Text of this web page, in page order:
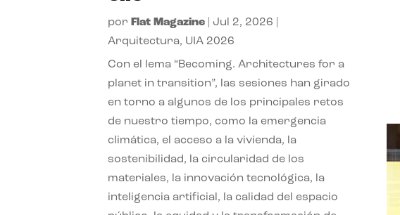
por Flat Magazine Jul 2, 2026
Arquitectura, UIA 2026
Con el lema “Becoming. Architectures for a
planet in transition”, las sesiones han girado
en torno a algunos de los principales retos
de nuestro tiempo, como la emergencia
climática, el acceso a la vivienda, la
sostenibilidad, la circularidad de los
materiales, la innovación tecnológica, la
inteligencia artificial, la calidad del espacio